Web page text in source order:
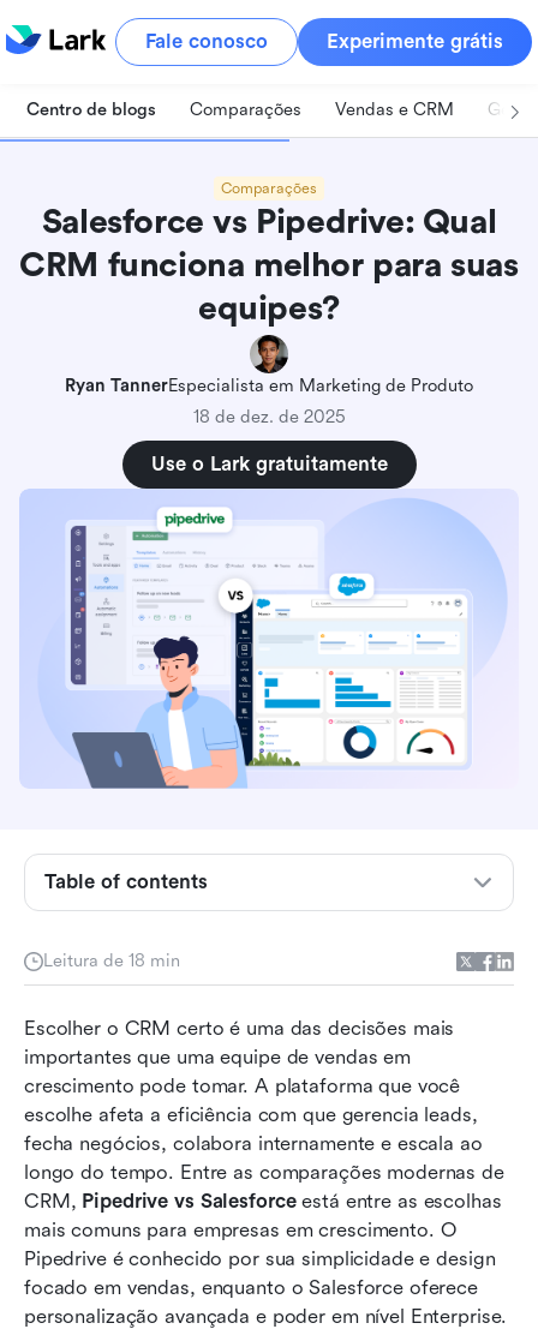
Fale conosco Experimente grátis
Centro de blogs Comparações Vendas e CRM
Comparações
Salesforce vs Pipedrive: Qual
CRM funciona melhor para suas
equipes?
Ryan TannerEspecialista em Marketing de Produto
18 de dez. de 2025
Use o Lark gratuitamente
Leitura de 18 min
Escolher o CRM certo é uma das decisões mais
importantes que uma equipe de vendas em
crescimento pode tomar. A plataforma que você
escolhe afeta a eficiência com que gerencia leads,
fecha negócios, colabora internamente e escala ao
longo do tempo. Entre as comparações modernas de
CRM, Pipedrive vs Salesforce está entre as escolhas
mais comuns para empresas em crescimento. O
Pipedrive é conhecido por sua simplicidade e design
focado em vendas, enquanto o Salesforce oferece
personalização avançada e poder em nível Enterprise.
Table of contents
O que é o Pipedrive?
Comparação de recursos do Pipedrive vs
Salesforce
Pipedrive vs Salesforce: Prós e contras
Comparação de preços entre Pipedrive e
Salesforce
Conheça o Lark: Adote fluxos de trabalho
modernos de CRM com o Lark
Pipedrive vs Salesforce vs Lark: qual plataforma
oferece o melhor valor?
Conclusão